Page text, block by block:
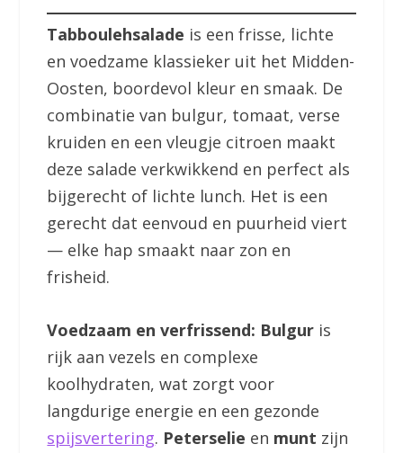
Tabboulehsalade is een frisse, lichte
en voedzame klassieker uit het Midden-
Oosten, boordevol kleur en smaak. De
combinatie van bulgur, tomaat, verse
kruiden en een vleugje citroen maakt
deze salade verkwikkend en perfect als
bijgerecht of lichte lunch. Het is een
gerecht dat eenvoud en puurheid viert
— elke hap smaakt naar zon en
frisheid.
Voedzaam en verfrissend: Bulgur is
rijk aan vezels en complexe
koolhydraten, wat zorgt voor
langdurige energie en een gezonde
spijsvertering. Peterselie en munt zijn